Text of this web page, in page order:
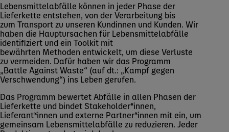
Lebensmittelabfälle können in jeder Phase der
Lieferkette entstehen, von der Verarbeitung bis
zum Transport zu unseren Kundinnen und Kunden. Wir
haben die Hauptursachen für Lebensmittelabfälle
identifiziert und ein Toolkit mit
bewährten Methoden entwickelt, um diese Verluste
zu vermeiden. Dafür haben wir das Programm
„Battle Against Waste“ (auf dt.: „Kampf gegen
Verschwendung“) ins Leben gerufen.
Das Programm bewertet Abfälle in allen Phasen der
Lieferkette und bindet Stakeholder*innen,
Lieferant*innen und externe Partner*innen mit ein, um
gemeinsam Lebensmittelabfälle zu reduzieren. Jeder